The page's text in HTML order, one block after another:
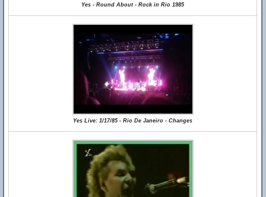
Yes - Round About - Rock in Rio 1985
Yes Live: 1/17/85 - Rio De Janeiro - Changes